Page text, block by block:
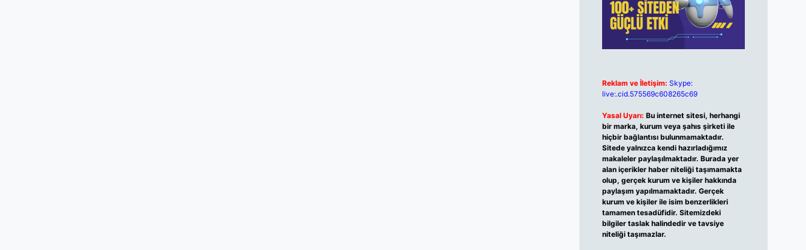
Reklam ve İletişim: Skype:
live:.cid.575569c608265c69
Yasal Uyarı: Bu internet sitesi, herhangi
bir marka, kurum veya şahıs şirketi ile
hiçbir bağlantısı bulunmamaktadır.
Sitede yalnızca kendi hazırladığımız
makaleler paylaşılmaktadır. Burada yer
alan içerikler haber niteliği taşımamakta
olup, gerçek kurum ve kişiler hakkında
paylaşım yapılmamaktadır. Gerçek
kurum ve kişiler ile isim benzerlikleri
tamamen tesadüfidir. Sitemizdeki
bilgiler taslak halindedir ve tavsiye
niteliği taşımazlar.